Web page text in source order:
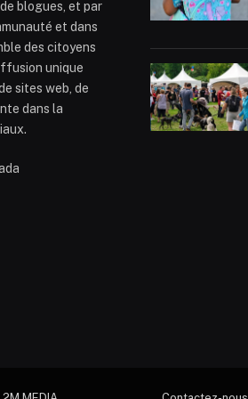
blogues, et par
et dans
des citoyens
unique
sites web, de
dans la